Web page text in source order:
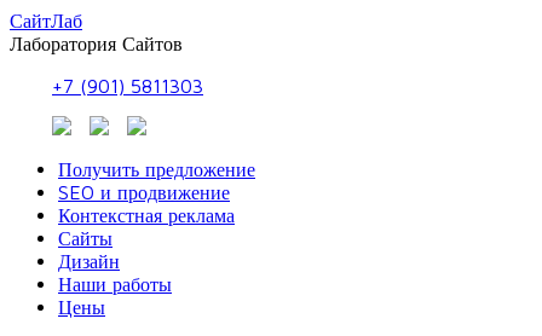
СайтЛаб
Лаборатория Сайтов
+7 (901) 5811303
Получить предложение
SEO и продвижение
Контекстная реклама
Сайты
Дизайн
Наши работы
Цены